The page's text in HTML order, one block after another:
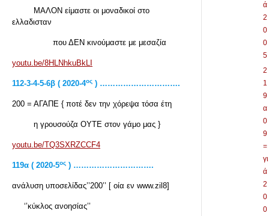
ΜΑΛΟΝ είμαστε οι μοναδικοί στο
ελλαδισταν
που ΔΕΝ κινούμαστε με μεσαζία
youtu.be/8HLNhkuBkLI
112-3-4-5-6β ( 2020-4ος ) ………………………….
200 = ΑΓΑΠΕ { ποτέ δεν την χόρεψα τόσα έτη
η γρουσούζα ΟΥΤΕ στον γάμο μας }
youtu.be/TQ3SXRZCCF4
119α ( 2020-5ος ) ………………………….
ανάλυση υποσελίδας’’200’’ [ οία εν www.zil8]
‘’κύκλος ανοησίας’’
ά
2
0
0
5
2
1
9
α
0
9
=
γι
ά
2
0
0